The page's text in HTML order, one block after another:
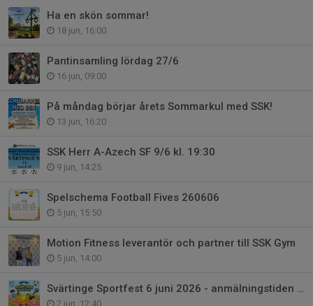
Ha en skön sommar!
18 jun, 16:00
Pantinsamling lördag 27/6
16 jun, 09:00
På måndag börjar årets Sommarkul med SSK!
13 jun, 16:20
SSK Herr A-Azech SF 9/6 kl. 19:30
9 jun, 14:25
Spelschema Football Fives 260606
5 jun, 15:50
Motion Fitness leverantör och partner till SSK Gym
5 jun, 14:00
Svärtinge Sportfest 6 juni 2026 - anmälningstiden förlängs till torsdag 4/6
2 jun, 12:40